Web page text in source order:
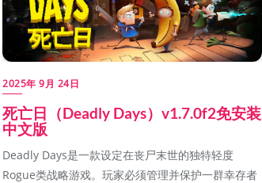
2025年 9月 24日
死亡日（Deadly Days）v1.7.0f2免安装
中文版
Deadly Days是一款设定在丧尸末世的独特轻度
Rogue类战略游戏。玩家必须管理并保护一群幸存者